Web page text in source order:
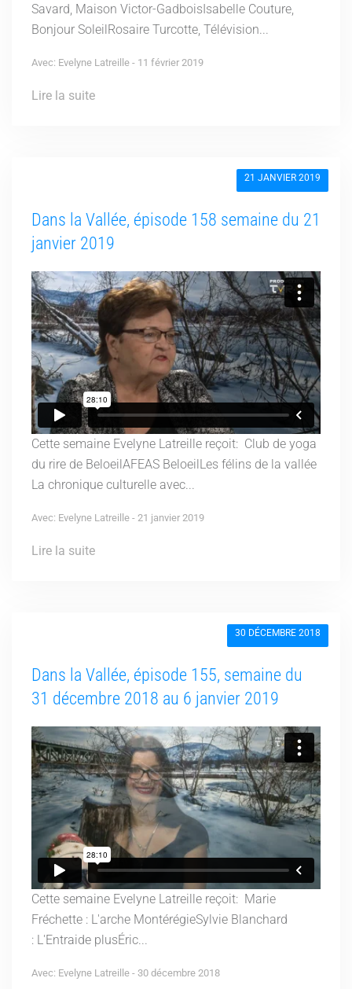
Savard, Maison Victor-GadboisIsabelle Couture,
Bonjour SoleilRosaire Turcotte, Télévision...
Avec: Evelyne Latreille - 11 février 2019
Lire la suite
21 JANVIER 2019
Dans la Vallée, épisode 158 semaine du 21
janvier 2019
Cette semaine Evelyne Latreille reçoit: Club de yoga
du rire de BeloeilAFEAS BeloeilLes félins de la vallée
La chronique culturelle avec...
Avec: Evelyne Latreille - 21 janvier 2019
Lire la suite
30 DÉCEMBRE 2018
Dans la Vallée, épisode 155, semaine du
31 décembre 2018 au 6 janvier 2019
Cette semaine Evelyne Latreille reçoit: Marie
Fréchette : L'arche MontérégieSylvie Blanchard
: L'Entraide plusÉric...
Avec: Evelyne Latreille - 30 décembre 2018